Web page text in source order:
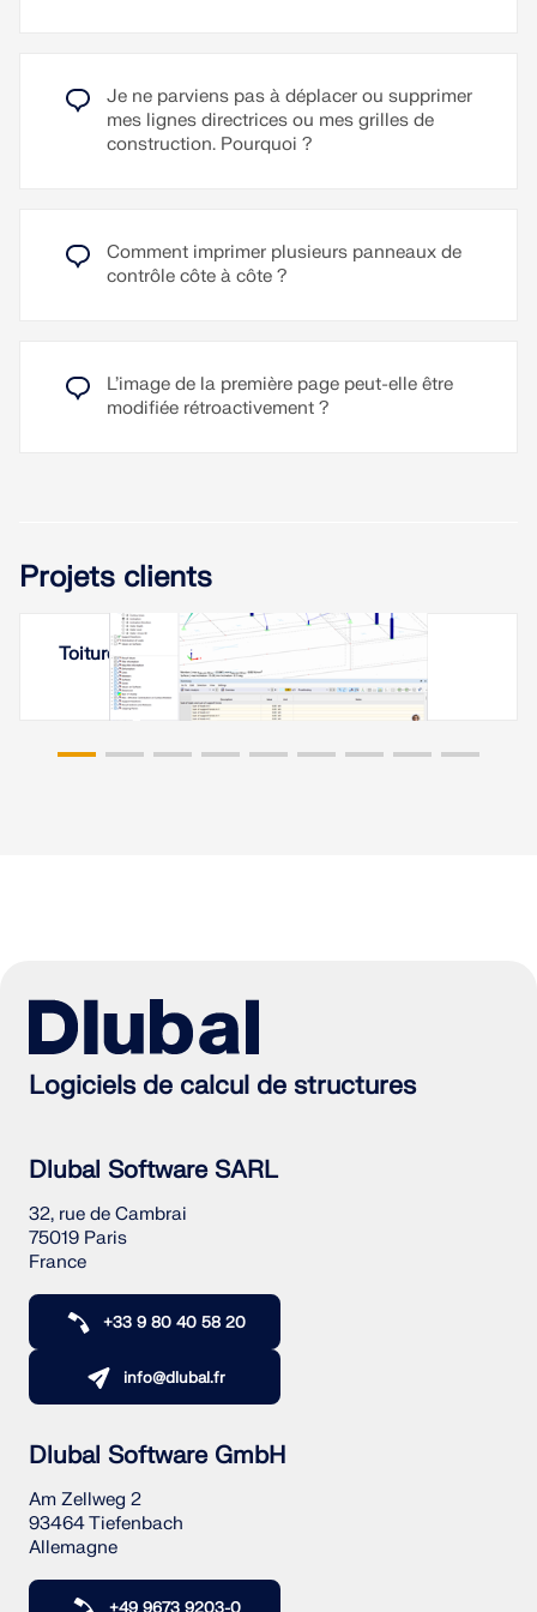
Je ne parviens pas à déplacer ou supprimer
mes lignes directrices ou mes grilles de
construction. Pourquoi ?
Comment imprimer plusieurs panneaux de
contrôle côte à côte ?
L’image de la première page peut-elle être
modifiée rétroactivement ?
Projets clients
Toiture à membrane à Erevan, Arménie
Logiciels de calcul de structures
Dlubal Software SARL
32, rue de Cambrai
75019 Paris
France
+33 9 80 40 58 20
info@dlubal.fr
Dlubal Software GmbH
Am Zellweg 2
93464 Tiefenbach
Allemagne